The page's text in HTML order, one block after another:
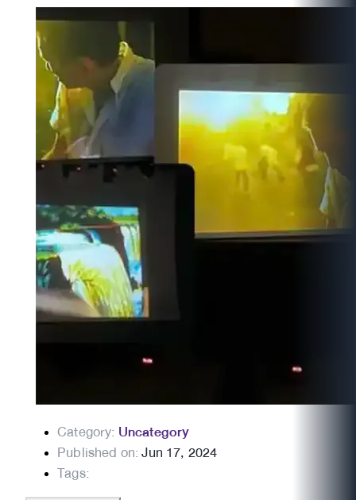
Category: Uncategory
Published on:Jun 17, 2024
Tags: